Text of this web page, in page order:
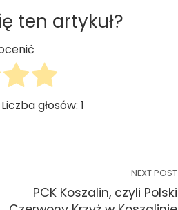
ten artykuł?
głosów: 1
NEXT POST
PCK Koszalin, czyli Polski